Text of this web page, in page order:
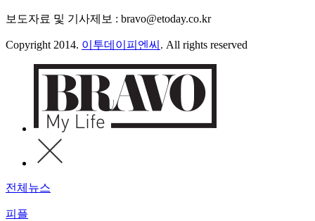
보도자료 및 기사제보 : bravo@etoday.co.kr
Copyright 2014. 이투데이피엔씨 . All rights reserved
전체뉴스
피플